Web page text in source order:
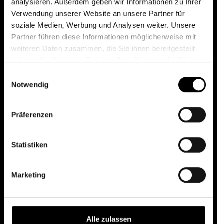
Verwendung unserer Website an unsere Partner für
soziale Medien, Werbung und Analysen weiter. Unsere
Partner führen diese Informationen möglicherweise mit
weiteren Daten zusammen, die Sie ihnen bereitgestellt
Notwendig
Präferenzen
Statistiken
Marketing
Alle zulassen
Das erste Depot in Österreich mit 0€ Kontoführung,
0€ Ausgabeaufschlag und 0€ Depotgebühren bei
knapp 2000 Fonds und 0€ Orderspesen.
All rights reserved.
Depot eröffnen
Depot übertragen
Konditionen